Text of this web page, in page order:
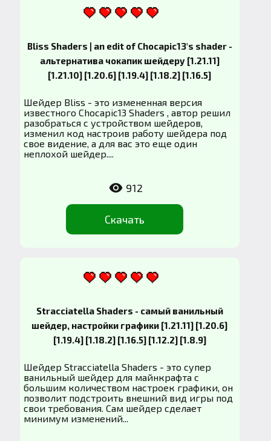
Bliss Shaders | an edit of Chocapic13's shader -
альтернатива чокапик шейдеру [1.21.11]
[1.21.10] [1.20.6] [1.19.4] [1.18.2] [1.16.5]
Шейдер Bliss - это измененная версия
известного Chocapic13 Shaders , автор решил
разобраться с устройством шейдеров,
изменил код настроив работу шейдера под
свое видение, а для вас это еще один
неплохой шейдер....
Скачать
912
Stracciatella Shaders - самый ванильный
шейдер, настройки графики [1.21.11] [1.20.6]
[1.19.4] [1.18.2] [1.16.5] [1.12.2] [1.8.9]
Шейдер Stracciatella Shaders - это супер
ванильный шейдер для майнкрафта с
большим количеством настроек графики, он
позволит подстроить внешний вид игры под
свои требования. Сам шейдер сделает
минимум изменений...